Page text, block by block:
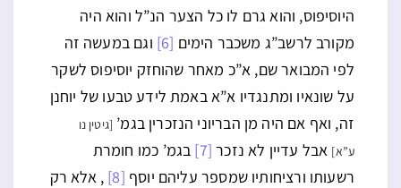
היוסיפוס, והוא גרם לו כל הצער הנ”ל והוא היה
מקורב לרשב”ג משכבר הימים [6]
וגם במעשה זה
לפי המבואר שם, א”כ מאחר שהוחזק יוסיפוס לשקר
על שונאיו ומתנגדיו א”א באמת לידע טבעו של יוחנן
זה, ואף אם היה מן הבריוני הנזכרין בגמ’ [גיטין נו
ע”א] אבל עדיין לא נזכר[7]
בגמ’ כמו חומרת
רשעותו ורציחותיו שמספר עליהם יוסף [8]
, אלא רק